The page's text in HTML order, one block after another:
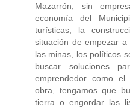
Mazarrón, sin
economía del
turísticas, la
situación de empezar
las minas, los políticos
buscar soluciones
emprendedor como
obra, tengamos que
tierra o engordar las